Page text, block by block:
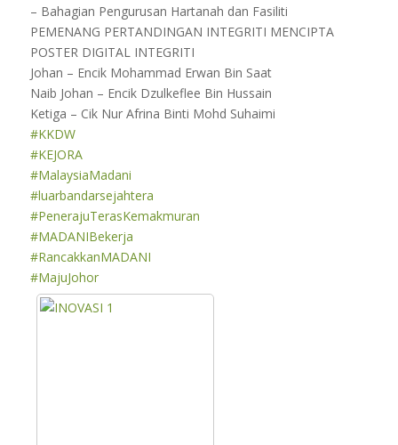
– Bahagian Pengurusan Hartanah dan Fasiliti
PEMENANG PERTANDINGAN INTEGRITI MENCIPTA
POSTER DIGITAL INTEGRITI
Johan – Encik Mohammad Erwan Bin Saat
Naib Johan – Encik Dzulkeflee Bin Hussain
Ketiga – Cik Nur Afrina Binti Mohd Suhaimi
#KKDW
#KEJORA
#MalaysiaMadani
#luarbandarsejahtera
#PenerajuTerasKemakmuran
#MADANIBekerja
#RancakkanMADANI
#MajuJohor